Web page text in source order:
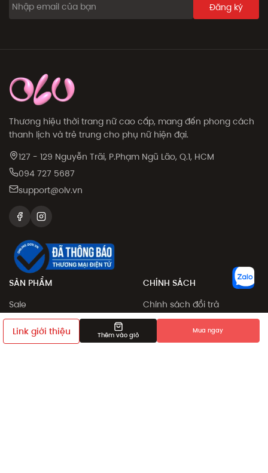
Link giới thiệu Thêm vào giỏ
Mua ngay
Đăng ký
Thương hiệu thời trang nữ cao cấp, mang đến phong cách
thanh lịch và trẻ trung cho phụ nữ hiện đại.
127 - 129 Nguyễn Trãi, P.Phạm Ngũ Lão, Q.1, HCM
094 727 5687
support@olv.vn
SẢN PHẨM
Sale
Sản phẩm
Collection
CHÍNH SÁCH
Chính sách đổi trả
Chính sách đặt và giao